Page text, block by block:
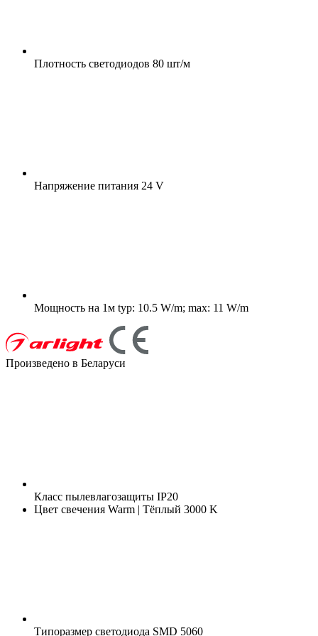
Плотность светодиодов 80 шт/м
Напряжение питания 24 V
Мощность на 1м typ: 10.5 W/m; max: 11 W/m
Произведено в Беларуси
Класс пылевлагозащиты IP20
Цвет свечения Warm | Тёплый 3000 K
Типоразмер светодиода SMD 5060